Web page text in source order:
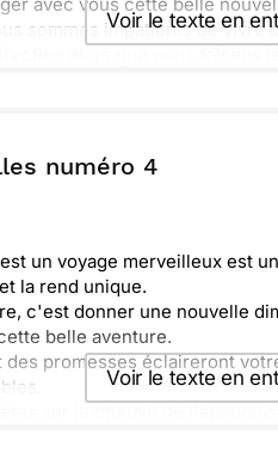
sommes impatients de vivre
Voir le texte en
ou : Copier
numéro 4
un voyage merveilleux est
la rend unique.
c'est donner une nouvelle
belle aventure.
des promesses éclaireront
Voir le texte en